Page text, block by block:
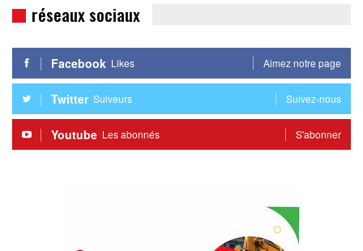
réseaux sociaux
Facebook Likes Aimez notre page
Twitter Suiveurs Suivez-nous
Youtube Les abonnés S'abonner